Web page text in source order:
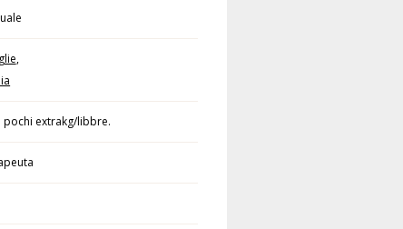
,
pochi extrakg/libbre.